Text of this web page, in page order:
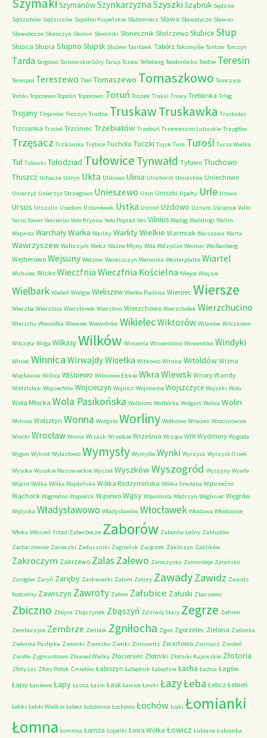
Szymaki SzymanówSzynkarzyzna Szyszki Sząbruk Sędzice
Sędzichów Sędziszów Sępólno Krajeńskie Słabomierz Sława Sławatycze Sławno
Sławoborze Słomczyn Słomin Słomniki Słonecznik Słończewo Słubice Słup
Słupca Słupia Słupno Słupsk Służew Taarbaek Tabórz Takomyśle Tantow Tarczyn
Tarda Targowo Tarnowskie Góry Tarup Tczew Telleborg Teodorówka Teofile Teresin
Terespol Tereszewo Tleń Tomaszewo Tomaszkowo Tomczyce
Tomki Topczewo Topolin Toporowo Toruń Toszek Trakai Trawy Treblinka Trląg
Trojany Trojanów Troszyn Trudna TruskawTruskawka Truskolas
Trzcianka Trzciel Trzciniec Trzebiatów Trzebuń Trzemeszno Lubuskie Trzygłów
Trzęsacz Trzścianka Trębice Tuchola Tuczki Tujsk Tum Turośl Turza Wielka
Tuł Tuławki Tułodziad Tułowice Tynwałd Tyłowo Tłuchowo
Tłuszcz Uchacze Udryn Ukta Ulikowo Ulinia Ulrichorst Umiastów Uniechowo
Unierzyż Unierzyż Strzegowo Unieszewo Unin Uniszki Upałty Urle Urowo
Ursus Urszulin Usedom Ustanówek Ustka Ustroń Uzdowo Uznam Uścięcice Vallo
Varso Tower Veivieriai Velo Krynica Velo Poprad Ves Vilnius Wadąg Walidrogi Walim
Wapnica WarchałyWarka Warlity Warlity Wielkie Warmiak Warszawa Warta
Wawrzyszew Wałbrzych Wałcz Ważne Młyny Wda Wdzydze Weimar Weißenberg
Wejherowo Wejsuny Welzow Wereszczyn Weronika Westerplatte Wiartel
Wichulec Wicko Wieczfnia Wieczfnia Kościelna Wiejce Wiejsce
Wielbark Wieleń Wielgie Wieliszew Wielka Piaśnica Wieniec Wiersze
Wierzba Wierzbica Wierzbinek Wierzbno Wierzchowo Wierzchołek Wierzchucino
Wierzchy Wiesiółka Wiewiec Wiewiórów WikielecWiktorów Wilanów Wilczkowo
Wilczęta Wilga WilkasyWilków Wincenta Wincentowo Wincentów Windyki
Winiec Winnica WirwajdyWisełka Witkowo Witnica Witoldów Wizna
Więcławice Wiślica Wiśniewo Wiśniowo Ełckie Wkra Wlewsk Wnory Wandy
Wodzisław Wojciechów Wojcieszyn Wojnicz Wojnowice Wojszczyce Wojszki Wola
Wola Młocka Wola Pasikońska Wolbrom Wolbórka Wolgast Wolica Wolin
Wolnica Wolsztyn Wonna Worgule Worliny Wołkowe Wriezen Wrocimowice
Wrocki Wrocław Wrona Wrzask Wrzeście Września Wrząca WTR Wydminy Wygoda
Wygon Wykrot Wylazłowo Wymysły Wymyśle Wynki Wyrzysk Wyrzysk Osiek
Wysoka Wysokie Mazowieckie Wyszel WyszkówWyszogród Wyszyny Wywła
Wójcin Wólka Wólka Majdańska Wólka Radzymińska Wólka Smolana Wąbrzeźno
Wąchock Wągrodno Wąpielsk Wąsewo Wąsy Wąwolnica Wędrzyn Węgliniec Węgrów
Wężyska Władysławowo Władysławów Włocławek Włodawa Włodowice
Włoka Włosień Ystad Zaberbecze Zaborów Zaborów Leśny Zabłudów
Zacharzowice Zacieczki Zaduszniki Zagnańsk Zajączek Zakliczyn Zaklików
Zakroczym Zakrzewo ZalasZalewo Zamczysko Zamordeje Zarańsko
Zarogów Zaryń Zaręby Zaskwierki Zatom Zatory ZawadyZawidz Zawidz
Kościelny Zawiszyn Zawroty Załom Załubice Załuski Zbarzewo
Zbiczno Zbójna Zbąszynek Zbąszyń Zdziwój Stary Zegrze Zehren
Zemborzyce Zembrze Zeńbok Zgniłocha Zgon Zgorzelec Zielona Zielonka
Zielonka Pasłęcka Zielonki Ziemsko Zienki Zinnowitz Zwartowo Zwiniarz Zwoleń
Zwolle Zygmuntowo Zławieś Wielka Złocieniec Złotniki Złotniki Kujawskie Złotoria
Złoty Las Złoty Potok Ćmielów Łabiszyn Łabędnik Łabędzie Łacha Łachca Łagów
Łajsy Łaniewo Łapy Łasica Łasin Łask Ławice Ławki ŁazyŁeba Łebcz Łebień
Łebki Łebki Wielkie Łobez Łobżenica Łochowo Łochów Łojki Łomianki
Łomna Łomnica Łomża Łopatki Łosia Wólka Łowicz Łubiana Łubianka